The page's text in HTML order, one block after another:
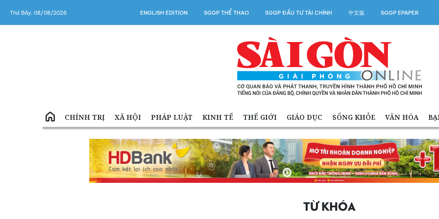
Thứ Bảy, 08/08/2026 ENGLISH EDITION SGGP THỂ THAO SGGP ĐẦU TƯ TÀI CHÍNH 中文版 SGGP EPAPER
CHÍNH TRỊ XÃ HỘI PHÁP LUẬT KINH TẾ THẾ GIỚI GIÁO DỤC SỐNG KHỎE VĂN HÓA
TỪ KHÓA